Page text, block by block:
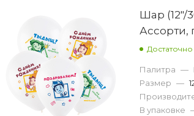
Шар (12"/
Ассорти,
Достаточно
Палитра —
Размер —
В упаковке